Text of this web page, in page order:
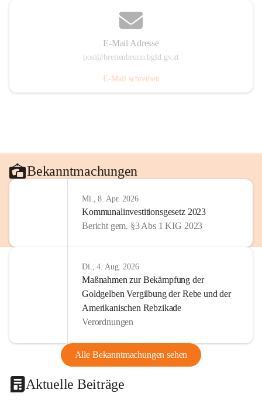
E-Mail Adresse
post@breitenbrunn.bgld.gv.at
E-Mail schreiben
Bekanntmachungen
Mi., 8. Apr. 2026
Kommunalinvestitionsgesetz 2023
Bericht gem. §3 Abs 1 KIG 2023
Di., 4. Aug. 2026
Maßnahmen zur Bekämpfung der
Goldgelben Vergilbung der Rebe und der
Amerikanischen Rebzikade
Verordnungen
Alle Bekanntmachungen sehen
Aktuelle Beiträge